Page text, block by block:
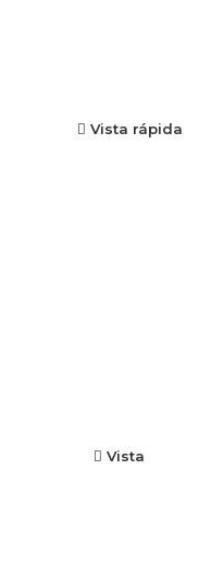
Vista rápida
Vista